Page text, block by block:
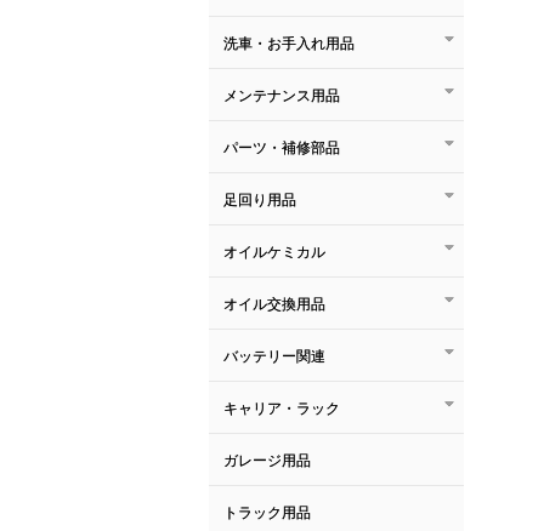
洗車・お手入れ用品
メンテナンス用品
パーツ・補修部品
足回り用品
オイルケミカル
オイル交換用品
バッテリー関連
キャリア・ラック
ガレージ用品
トラック用品